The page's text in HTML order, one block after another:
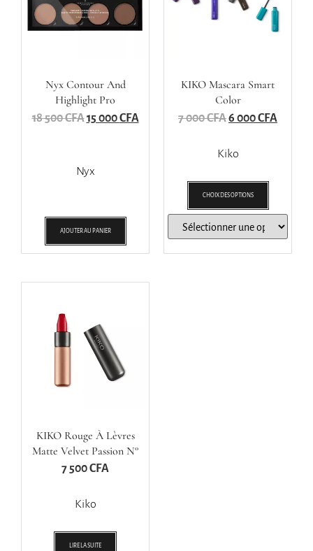
Nyx Contour And
Highlight Pro
18 500CFA15 000CFA
Nyx
AJOUTER AU PANIER
KIKO Mascara Smart
Color
7 000CFA6 000CFA
Kiko
CHOIX DES OPTIONS
KIKO Rouge À Lèvres
Matte Velvet Passion N°
312
7 500CFA
Kiko
LIRE LA SUITE